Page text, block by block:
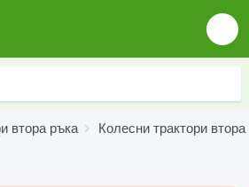
втора ръка Колесни трактори втора